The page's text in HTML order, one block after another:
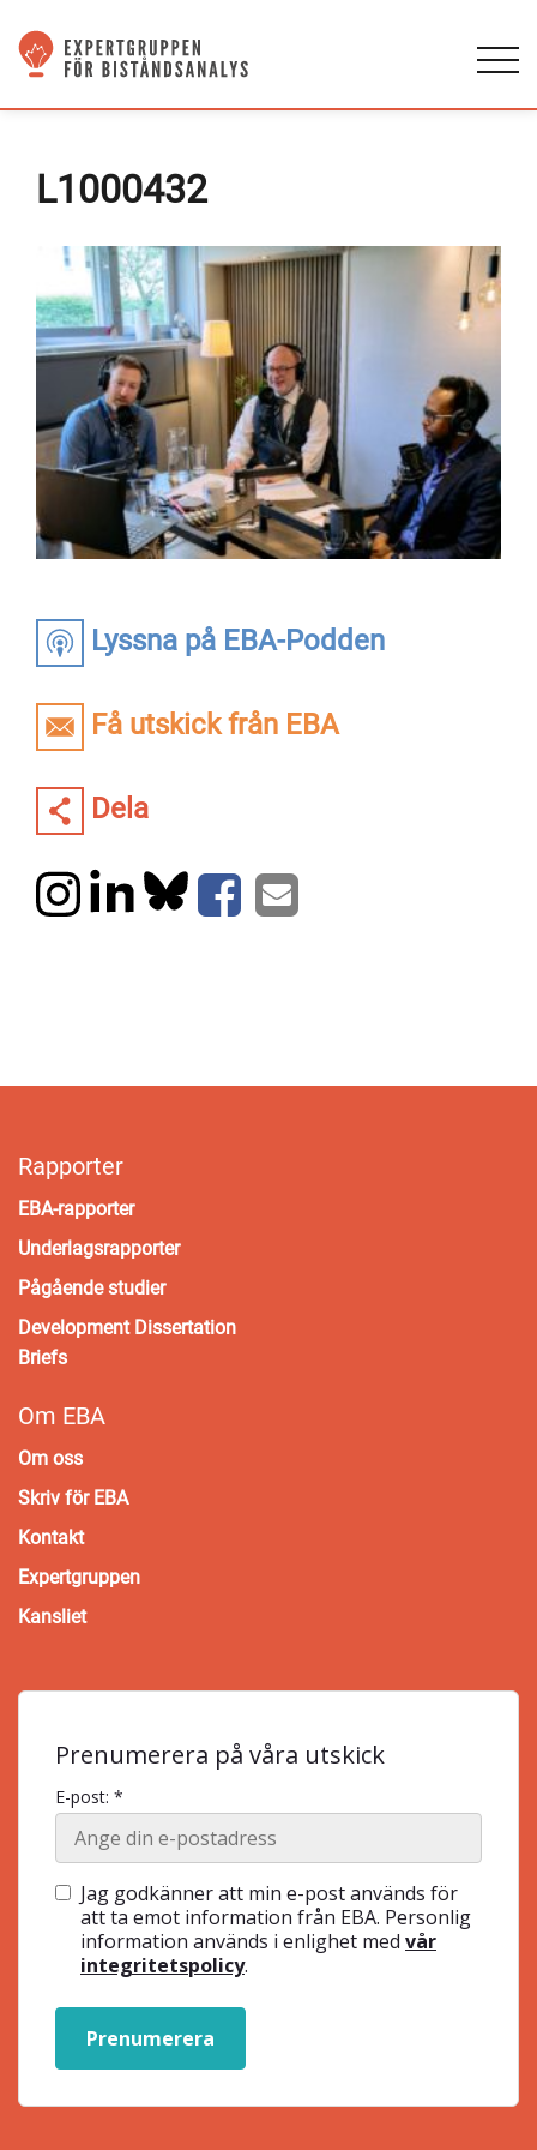
Lyssna på EBA-Podden
Få utskick från EBA
Dela
L1000432
Rapporter
EBA-rapporter
Underlagsrapporter
Pågående studier
Development Dissertation
Briefs
Om EBA
Om oss
Skriv för EBA
Kontakt
Expertgruppen
Kansliet
Prenumerera på våra utskick
E-post: *
Jag godkänner att min e-post används för
att ta emot information från EBA. Personlig
information används i enlighet med vår
integritetspolicy.
Prenumerera